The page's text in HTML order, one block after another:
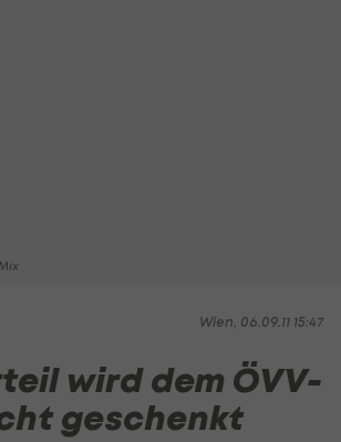
Wien, 06.09.11 15:47
wird dem ÖVV-
geschenkt